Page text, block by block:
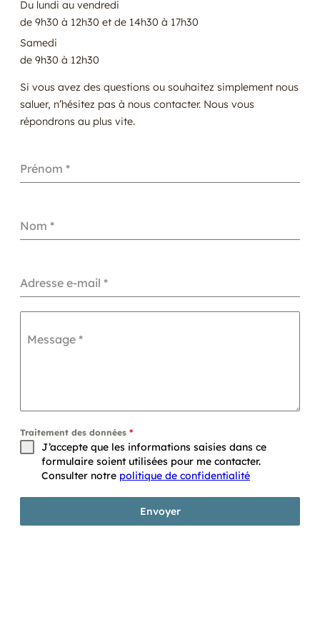
Du lundi au vendredi
de 9h30 à 12h30 et de 14h30 à 17h30
Samedi
de 9h30 à 12h30
Si vous avez des questions ou souhaitez simplement nous
saluer, n’hésitez pas à nous contacter. Nous vous
répondrons au plus vite.
Prénom *
Nom *
Adresse e-mail *
Message *
Traitement des données *
J’accepte que les informations saisies dans ce
formulaire soient utilisées pour me contacter.
Consulter notre politique de confidentialité
Envoyer